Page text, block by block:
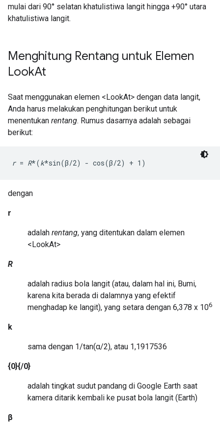
mulai dari 90° selatan khatulistiwa langit hingga +90° utara
khatulistiwa langit.
Menghitung Rentang untuk Elemen
LookAt
Saat menggunakan elemen <LookAt> dengan data langit,
Anda harus melakukan penghitungan berikut untuk
menentukan rentang. Rumus dasarnya adalah sebagai
berikut:
r = R*(k*sin(β/2) - cos(β/2) + 1)
dengan
r
adalah rentang, yang ditentukan dalam elemen
<LookAt>
R
adalah radius bola langit (atau, dalam hal ini, Bumi,
karena kita berada di dalamnya yang efektif
menghadap ke langit), yang setara dengan 6,378 x 106
k
sama dengan 1/tan(α/2), atau 1,1917536
{0}{/0}
adalah tingkat sudut pandang di Google Earth saat
kamera ditarik kembali ke pusat bola langit (Earth)
β